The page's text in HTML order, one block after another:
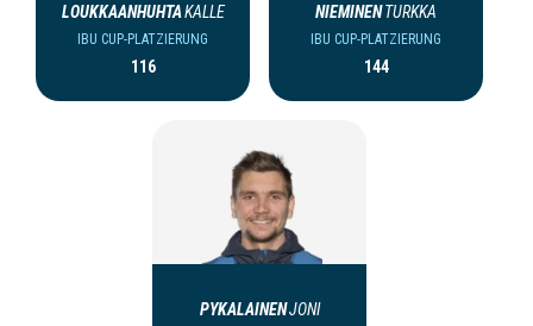
LOUKKAANHUHTAKALLE
IBU CUP-PLATZIERUNG
116
NIEMINENTURKKA
IBU CUP-PLATZIERUNG
144
PYKALAINENJONI